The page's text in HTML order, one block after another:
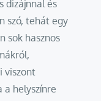
dizájnnal és
szó, tehát egy
sok hasznos
viszont
a helyszínre